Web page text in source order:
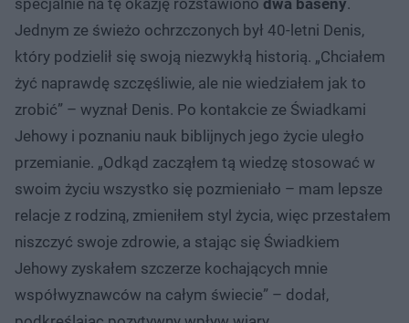
Jednym ze świeżo ochrzczonych był 40-letni Denis,
który podzielił się swoją niezwykłą historią. „Chciałem
żyć naprawdę szczęśliwie, ale nie wiedziałem jak to
zrobić” – wyznał Denis. Po kontakcie ze Świadkami
Jehowy i poznaniu nauk biblijnych jego życie uległo
przemianie. „Odkąd zacząłem tą wiedzę stosować w
swoim życiu wszystko się pozmieniało – mam lepsze
relacje z rodziną, zmieniłem styl życia, więc przestałem
niszczyć swoje zdrowie, a stając się Świadkiem
Jehowy zyskałem szczerze kochających mnie
współwyznawców na całym świecie” – dodał,